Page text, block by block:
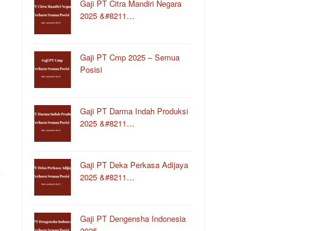
Gaji PT Citra Mandiri Negara
2025 &#8211…
Gaji PT Cmp 2025 – Semua
Posisi
Gaji PT Darma Indah Produksi
2025 &#8211…
Gaji PT Deka Perkasa Adijaya
2025 &#8211…
Gaji PT Dengensha Indonesia